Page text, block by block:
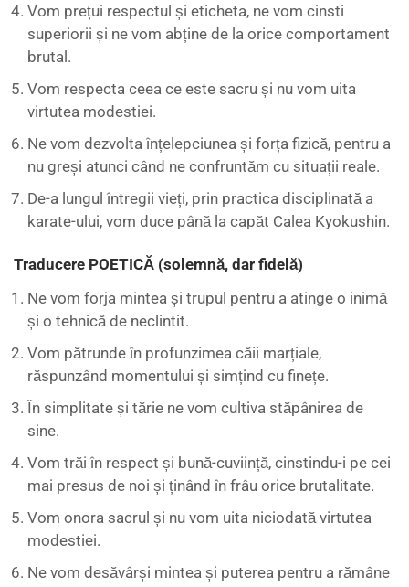
Vom prețui respectul și eticheta, ne vom cinsti
superiorii și ne vom abține de la orice comportament
brutal.
Vom respecta ceea ce este sacru și nu vom uita
virtutea modestiei.
Ne vom dezvolta înțelepciunea și forța fizică, pentru a
nu greși atunci când ne confruntăm cu situații reale.
De-a lungul întregii vieți, prin practica disciplinată a
karate-ului, vom duce până la capăt Calea Kyokushin.
Traducere POETICĂ (solemnă, dar fidelă)
Ne vom forja mintea și trupul pentru a atinge o inimă
și o tehnică de neclintit.
Vom pătrunde în profunzimea căii marțiale,
răspunzând momentului și simțind cu finețe.
În simplitate și tărie ne vom cultiva stăpânirea de
sine.
Vom trăi în respect și bună-cuviință, cinstindu-i pe cei
mai presus de noi și ținând în frâu orice brutalitate.
Vom onora sacrul și nu vom uita niciodată virtutea
modestiei.
Ne vom desăvârși mintea și puterea pentru a rămâne